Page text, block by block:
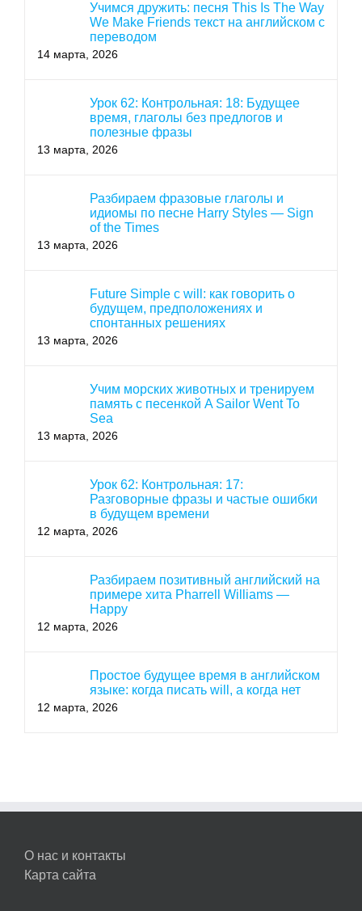
Учимся дружить: песня This Is The Way
We Make Friends текст на английском с
переводом
14 марта, 2026
Урок 62: Контрольная: 18: Будущее
время, глаголы без предлогов и
полезные фразы
13 марта, 2026
Разбираем фразовые глаголы и
идиомы по песне Harry Styles — Sign
of the Times
13 марта, 2026
Future Simple с will: как говорить о
будущем, предположениях и
спонтанных решениях
13 марта, 2026
Учим морских животных и тренируем
память с песенкой A Sailor Went To
Sea
13 марта, 2026
Урок 62: Контрольная: 17:
Разговорные фразы и частые ошибки
в будущем времени
12 марта, 2026
Разбираем позитивный английский на
примере хита Pharrell Williams —
Happy
12 марта, 2026
Простое будущее время в английском
языке: когда писать will, а когда нет
12 марта, 2026
О нас и контакты
Карта сайта